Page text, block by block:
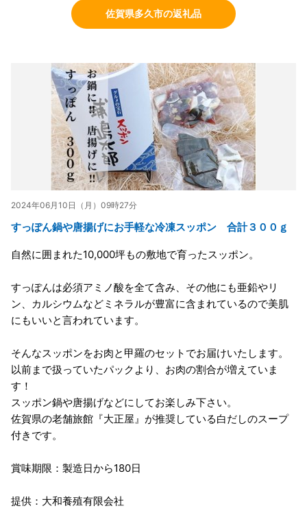
佐賀県多久市の返礼品
2024年06月10日（月）09時27分
すっぽん鍋や唐揚げにお手軽な冷凍スッポン 合計３００ｇ
自然に囲まれた10,000坪もの敷地で育ったスッポン。
すっぽんは必須アミノ酸を全て含み、その他にも亜鉛やリ
ン、カルシウムなどミネラルが豊富に含まれているので美肌
にもいいと言われています。
そんなスッポンをお肉と甲羅のセットでお届けいたします。
以前まで扱っていたパックより、お肉の割合が増えていま
す！
スッポン鍋や唐揚げなどにしてお楽しみ下さい。
佐賀県の老舗旅館『大正屋』が推奨している白だしのスープ
付きです。
賞味期限：製造日から180日
提供：大和養殖有限会社